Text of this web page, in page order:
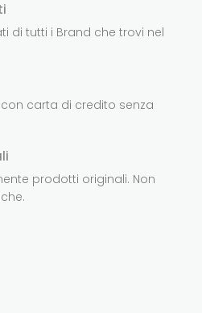
di tutti i Brand che trovi nel
carta di credito senza
prodotti originali. Non